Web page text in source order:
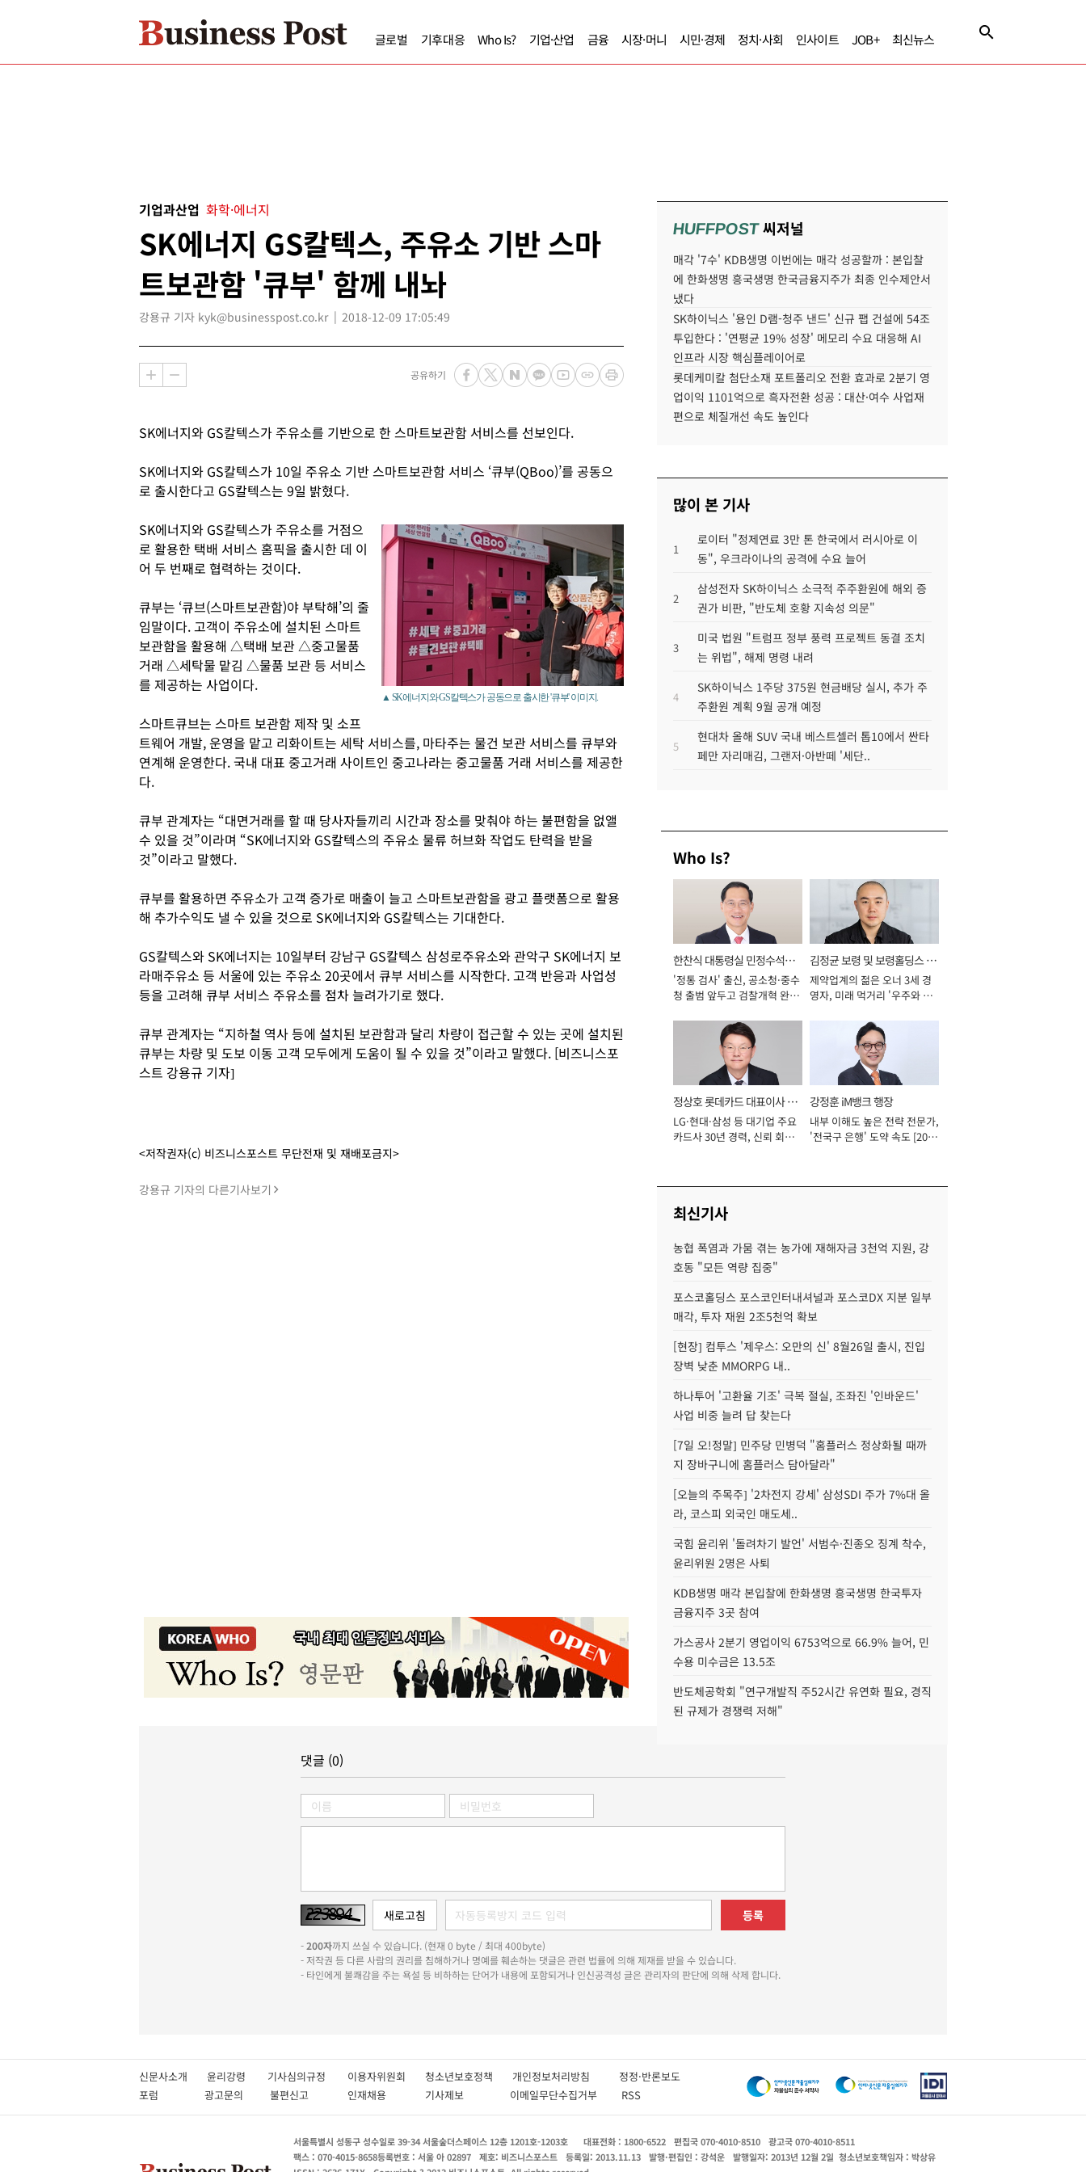
글로벌 기후대응 Who Is? 기업·산업 금융 시장·머니 시민·경제 정치·사회 인사이트 JOB+ 최신뉴스
기업과산업 화학·에너지
SK에너지 GS칼텍스, 주유소 기반 스마
트보관함 '큐부' 함께 내놔
강용규 기자 kyk@businesspost.co.kr 2018-12-09 17:05:49
공유하기
SK에너지와 GS칼텍스가 주유소를 기반으로 한 스마트보관함 서비스를 선보인다.
SK에너지와 GS칼텍스가 10일 주유소 기반 스마트보관함 서비스 ‘큐부(QBoo)’를 공동으
로 출시한다고 GS칼텍스는 9일 밝혔다.
▲ SK에너지와 GS칼텍스가 공동으로 출시한 '큐부' 이미지.
SK에너지와 GS칼텍스가 주유소를 거점으
로 활용한 택배 서비스 홈픽을 출시한 데 이
어 두 번째로 협력하는 것이다.
큐부는 ‘큐브(스마트보관함)야 부탁해’의 줄
임말이다. 고객이 주유소에 설치된 스마트
보관함을 활용해 △택배 보관 △중고물품
거래 △세탁물 맡김 △물품 보관 등 서비스
를 제공하는 사업이다.
스마트큐브는 스마트 보관함 제작 및 소프
트웨어 개발, 운영을 맡고 리화이트는 세탁 서비스를, 마타주는 물건 보관 서비스를 큐부와
연계해 운영한다. 국내 대표 중고거래 사이트인 중고나라는 중고물품 거래 서비스를 제공한
다.
큐부 관계자는 “대면거래를 할 때 당사자들끼리 시간과 장소를 맞춰야 하는 불편함을 없앨
수 있을 것”이라며 “SK에너지와 GS칼텍스의 주유소 물류 허브화 작업도 탄력을 받을
것”이라고 말했다.
큐부를 활용하면 주유소가 고객 증가로 매출이 늘고 스마트보관함을 광고 플랫폼으로 활용
해 추가수익도 낼 수 있을 것으로 SK에너지와 GS칼텍스는 기대한다.
GS칼텍스와 SK에너지는 10일부터 강남구 GS칼텍스 삼성로주유소와 관악구 SK에너지 보
라매주유소 등 서울에 있는 주유소 20곳에서 큐부 서비스를 시작한다. 고객 반응과 사업성
등을 고려해 큐부 서비스 주유소를 점차 늘려가기로 했다.
큐부 관계자는 “지하철 역사 등에 설치된 보관함과 달리 차량이 접근할 수 있는 곳에 설치된
큐부는 차량 및 도보 이동 고객 모두에게 도움이 될 수 있을 것”이라고 말했다. [비즈니스포
스트 강용규 기자]
<저작권자(c) 비즈니스포스트 무단전재 및 재배포금지>
강용규 기자의 다른기사보기
HUFFPOST씨저널
매각 '7수' KDB생명 이번에는 매각 성공할까 : 본입찰
에 한화생명 흥국생명 한국금융지주가 최종 인수제안서
냈다
SK하이닉스 '용인 D램-청주 낸드' 신규 팹 건설에 54조
투입한다 : '연평균 19% 성장' 메모리 수요 대응해 AI
인프라 시장 핵심플레이어로
롯데케미칼 첨단소재 포트폴리오 전환 효과로 2분기 영
업이익 1101억으로 흑자전환 성공 : 대산·여수 사업재
편으로 체질개선 속도 높인다
많이 본 기사
1
로이터 "정제연료 3만 톤 한국에서 러시아로 이
동", 우크라이나의 공격에 수요 늘어
2
삼성전자 SK하이닉스 소극적 주주환원에 해외 증
권가 비판, "반도체 호황 지속성 의문"
3
미국 법원 "트럼프 정부 풍력 프로젝트 동결 조치
는 위법", 해제 명령 내려
4
SK하이닉스 1주당 375원 현금배당 실시, 추가 주
주환원 계획 9월 공개 예정
5
현대차 올해 SUV 국내 베스트셀러 톱10에서 싼타
페만 자리매김, 그랜저·아반떼 '세단..
Who Is?
한찬식 대통령실 민정수석비
서관
'정통 검사' 출신, 공소청·중수
청 출범 앞두고 검찰개혁 완수
김정균 보령 및 보령홀딩스 대
표이사 사장
제약업계의 젊은 오너 3세 경
영자, 미래 먹거리 '우주와 헬
정상호 롯데카드 대표이사 사
장
LG·현대·삼성 등 대기업 주요
카드사 30년 경력, 신뢰 회복
강정훈 iM뱅크 행장
내부 이해도 높은 전략 전문가,
'전국구 은행' 도약 속도 [2026
최신기사
농협 폭염과 가뭄 겪는 농가에 재해자금 3천억 지원, 강
호동 "모든 역량 집중"
포스코홀딩스 포스코인터내셔널과 포스코DX 지분 일부
매각, 투자 재원 2조5천억 확보
[현장] 컴투스 '제우스: 오만의 신' 8월26일 출시, 진입
장벽 낮춘 MMORPG 내..
하나투어 '고환율 기조' 극복 절실, 조좌진 '인바운드'
사업 비중 늘려 답 찾는다
[7일 오!정말] 민주당 민병덕 "홈플러스 정상화될 때까
지 장바구니에 홈플러스 담아달라"
[오늘의 주목주] '2차전지 강세' 삼성SDI 주가 7%대 올
라, 코스피 외국인 매도세..
국힘 윤리위 '돌려차기 발언' 서범수·진종오 징계 착수,
윤리위원 2명은 사퇴
KDB생명 매각 본입찰에 한화생명 흥국생명 한국투자
금융지주 3곳 참여
가스공사 2분기 영업이익 6753억으로 66.9% 늘어, 민
수용 미수금은 13.5조
반도체공학회 "연구개발직 주52시간 유연화 필요, 경직
된 규제가 경쟁력 저해"
댓글 (0)
등록
-200자까지 쓰실 수 있습니다. (현재 0 byte / 최대 400byte)
- 저작권 등 다른 사람의 권리를 침해하거나 명예를 훼손하는 댓글은 관련 법률에 의해 제재를 받을 수 있습니다.
- 타인에게 불쾌감을 주는 욕설 등 비하하는 단어가 내용에 포함되거나 인신공격성 글은 관리자의 판단에 의해 삭제 합니다.
신문사소개 윤리강령 기사심의규정 이용자위원회 청소년보호정책 개인정보처리방침 정정·반론보도
포럼
광고문의 불편신고 인재채용 기사제보 이메일무단수집거부 RSS
서울특별시 성동구 성수일로 39-34 서울숲더스페이스 12층 1201호-1203호 대표전화 : 1800-6522 편집국 070-4010-8510
광고국 070-4010-8511
팩스 : 070-4015-8658등록번호 : 서울 아 02897 제호: 비즈니스포스트 등록일: 2013.11.13 발행·편집인 : 강석운 발행일자: 2013년 12월 2일 청소년보호책임자 : 박상유